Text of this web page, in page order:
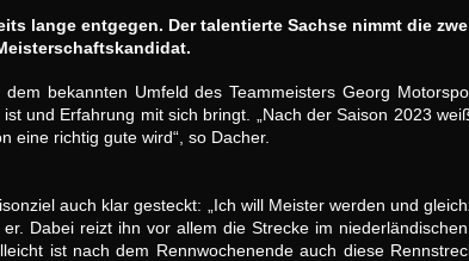
lange entgegen. Der talentierte Sachse nimmt die
bekannten Umfeld des Teammeisters Georg
und Erfahrung mit sich bringt. „Nach der Saison 2023
eine richtig gute wird“, so Dacher.
auch klar gesteckt: „Ich will Meister werden und
Dabei reizt ihn vor allem die Strecke im
ist nach dem Rennwochenende auch diese